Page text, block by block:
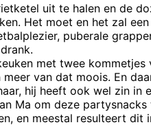
uit te halen en de
Het moet en het zal
puberale
met twee kommetjes
van dat moois. En
hij heeft ook wel zin in
Ma om deze partysnacks
en meestal resulteert dit